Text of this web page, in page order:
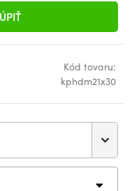
Kód tovaru:
kphdm21x30